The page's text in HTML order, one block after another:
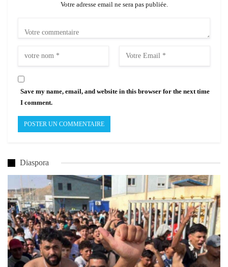
Votre adresse email ne sera pas publiée.
Save my name, email, and website in this browser for the next time
I comment.
Diaspora